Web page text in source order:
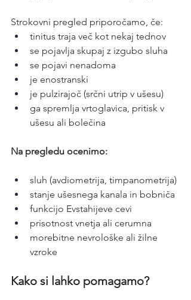
Strokovni pregled priporočamo, če:
tinitus traja več kot nekaj tednov
se pojavlja skupaj z izgubo sluha
se pojavi nenadoma
je enostranski
je pulzirajoč (srčni utrip v ušesu)
ga spremlja vrtoglavica, pritisk v
ušesu ali bolečina
Na pregledu ocenimo:
sluh (avdiometrija, timpanometrija)
stanje ušesnega kanala in bobniča
funkcijo Evstahijeve cevi
prisotnost vnetja ali cerumna
morebitne nevrološke ali žilne
vzroke
Kako si lahko pomagamo?